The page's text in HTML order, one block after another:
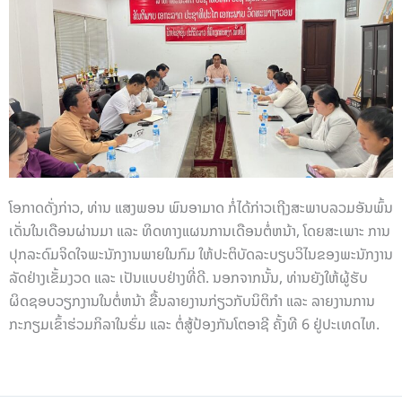
ໂອກາດດັ່ງກ່າວ, ທ່ານ ແສງພອນ ພົນອາມາດ ກໍ່ໄດ້ກ່າວເຖີງສະພາບລວມອັນພົ້ນ
ເດັ່ນໃນເດືອນຜ່ານມາ ແລະ ທິດທາງແຜນການເດືອນຕໍ່ຫນ້າ, ໂດຍສະເພາະ ການ
ປຸກລະດົມຈິດໃຈພະນັກງານພາຍໃນກົມ ໃຫ້ປະຕິບັດລະບຽບວິໄນຂອງພະນັກງານ
ລັດຢ່າງເຂັ້ມງວດ ແລະ ເປັນແບບຢ່າງທີ່ດີ. ນອກຈາກນັ້ນ, ທ່ານຍັງໃຫ້ຜູ້ຮັບ
ຜິດຊອບວຽກງານໃນຕໍ່ຫນ້າ ຂື້ນລາຍງານກ່ຽວກັບນິຕິກຳ ແລະ ລາຍງານການ
ກະກຽມເຂົ້າຮ່ວມກິລາໃນຮົ່ມ ແລະ ຕໍ່ສູ້ປ້ອງກັນໂຕອາຊີ ຄັ້ງທີ 6 ຢູ່ປະເທດໄທ.